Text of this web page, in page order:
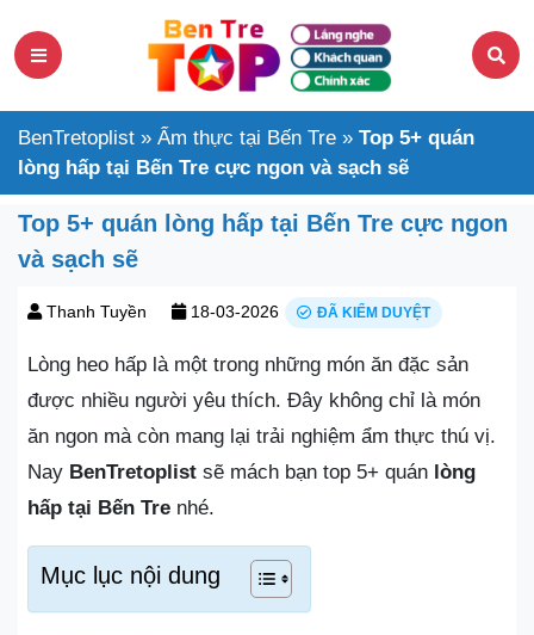
BenTretoplist » Ẩm thực tại Bến Tre » Top 5+ quán
lòng hấp tại Bến Tre cực ngon và sạch sẽ
Top 5+ quán lòng hấp tại Bến Tre cực ngon
và sạch sẽ
Thanh Tuyền 18-03-2026 ĐÃ KIỂM DUYỆT
Lòng heo hấp là một trong những món ăn đặc sản
được nhiều người yêu thích. Đây không chỉ là món
ăn ngon mà còn mang lại trải nghiệm ẩm thực thú vị.
Nay BenTretoplist sẽ mách bạn top 5+ quán lòng
hấp tại Bến Tre nhé.
Mục lục nội dung